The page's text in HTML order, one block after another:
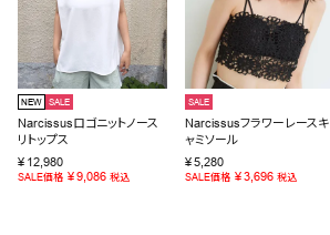
NEW SALE
Narcissusロゴニットノース
リトップス
¥ 12,980
SALE価格 ¥9,086 税込
SALE
Narcissusフラワーレースキ
ャミソール
¥5,280
SALE価格 ¥3,696 税込